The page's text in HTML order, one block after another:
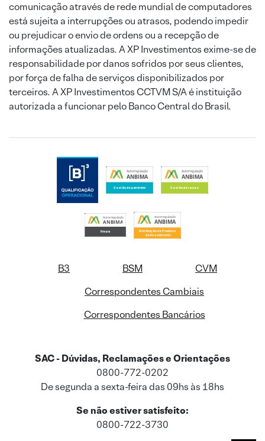
comunicação através de rede mundial de computadores
está sujeita a interrupções ou atrasos, podendo impedir
ou prejudicar o envio de ordens ou a recepção de
informações atualizadas. A XP Investimentos exime-se de
responsabilidade por danos sofridos por seus clientes,
por força de falha de serviços disponibilizados por
terceiros. A XP Investimentos CCTVM S/A é instituição
autorizada a funcionar pelo Banco Central do Brasil.
B3 BSM
CVM
Correspondentes Cambiais
Correspondentes Bancários
SAC - Dúvidas, Reclamações e Orientações
0800-772-0202
De segunda a sexta-feira das 09hs às 18hs
Se não estiver satisfeito:
0800-722-3730